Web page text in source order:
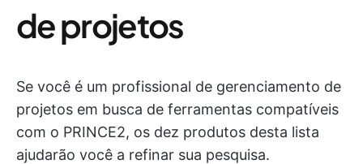
de projetos
Se você é um profissional de gerenciamento de
projetos em busca de ferramentas compatíveis
com o PRINCE2, os dez produtos desta lista
ajudarão você a refinar sua pesquisa.